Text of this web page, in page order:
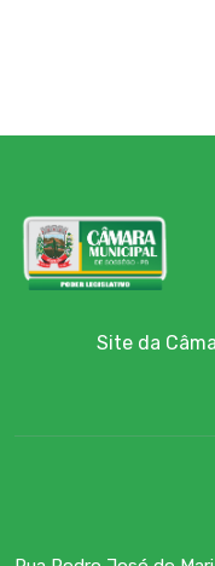
Site da